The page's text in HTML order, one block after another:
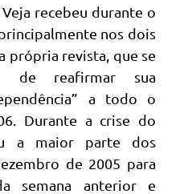
recebeu durante o
nos dois
própria revista, que se
de reafirmar sua
a todo o
Durante a crise do
a maior parte dos
de 2005 para
semana anterior e